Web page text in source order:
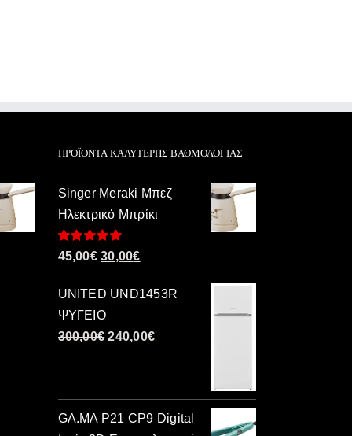
ΠΡΟΪΌΝΤΑ ΚΑΛΎΤΕΡΗΣ ΒΑΘΜΟΛΟΓΊΑΣ
Singer Meraki Μπεζ
Ηλεκτρικό Μπρίκι
Βαθμολογήθηκε
45,00€ Original
price
was:
45,00€.
30,00€Η
τρέχουσα
τιμή
30,00€.
UNITED UND1453R
ΨΥΓΕΙΟ
300,00€ Original
300,00€.
240,00€Η
είναι:
240,00€.
GA.MA P21 CP9 Digital